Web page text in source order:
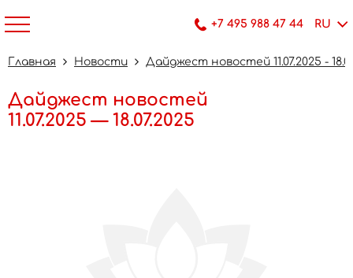
+7 495 988 47 44 RU
Главная Новости Дайджест новостей 11.07.2025 -
Дайджест новостей
11.07.2025 — 18.07.2025